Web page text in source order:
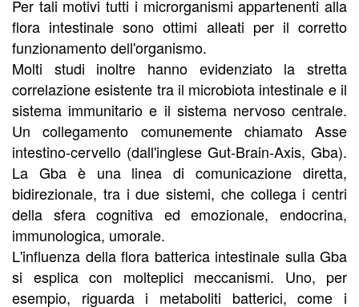
Per tali motivi tutti i microrganismi appartenenti alla
flora intestinale sono ottimi alleati per il corretto
funzionamento dell'organismo.
Molti studi inoltre hanno evidenziato la stretta
correlazione esistente tra il microbiota intestinale e il
sistema immunitario e il sistema nervoso centrale.
Un collegamento comunemente chiamato Asse
intestino-cervello (dall'inglese Gut-Brain-Axis, Gba).
La Gba è una linea di comunicazione diretta,
bidirezionale, tra i due sistemi, che collega i centri
della sfera cognitiva ed emozionale, endocrina,
immunologica, umorale.
L'influenza della flora batterica intestinale sulla Gba
si esplica con molteplici meccanismi. Uno, per
esempio, riguarda i metaboliti batterici, come i